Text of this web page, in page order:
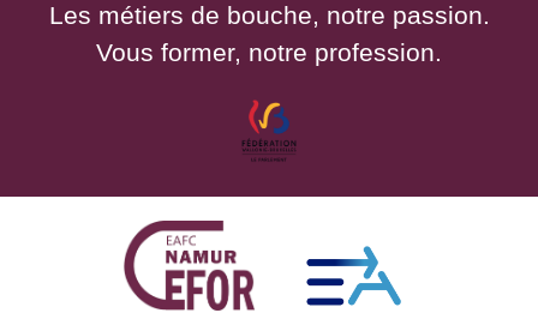
Les métiers de bouche, notre passion.
Vous former, notre profession.